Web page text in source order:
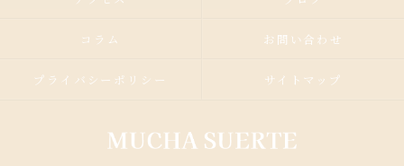
コラム お問い合わせ
プライバシーポリシー サイトマップ